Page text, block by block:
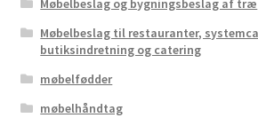
Møbelbeslag og bygningsbeslag af træ
Møbelbeslag til restauranter,
butiksindretning og catering
møbelfødder
møbelhåndtag